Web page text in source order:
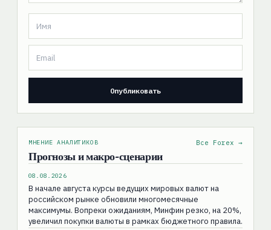
МНЕНИЕ АНАЛИТИКОВ
Прогнозы и макро-сценарии
Все Forex →
08.08.2026
В начале августа курсы ведущих мировых валют на
российском рынке обновили многомесячные
максимумы. Вопреки ожиданиям, Минфин резко, на 20%,
увеличил покупки валюты в рамках бюджетного правила.